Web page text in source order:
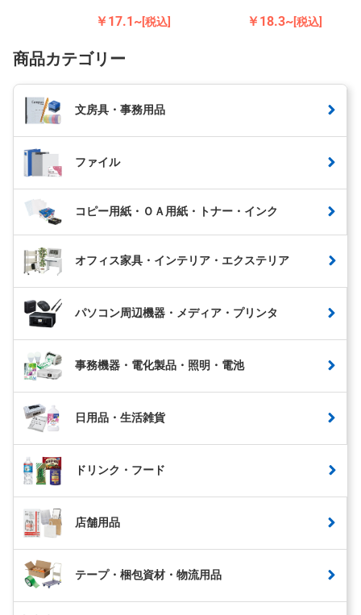
￥17.1~[税込] ￥18.3~[税込]
商品カテゴリー
文房具・事務用品
ファイル
コピー用紙・ＯＡ用紙・トナー・インク
オフィス家具・インテリア・エクステリア
パソコン周辺機器・メディア・プリンタ
事務機器・電化製品・照明・電池
日用品・生活雑貨
ドリンク・フード
店舗用品
テープ・梱包資材・物流用品